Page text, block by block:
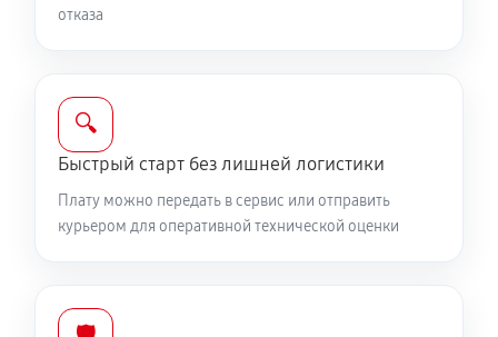
отказа
🔍
Быстрый старт без лишней логистики
Плату можно передать в сервис или отправить
курьером для оперативной технической оценки